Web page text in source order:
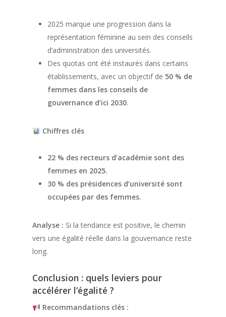
2025 marque une progression dans la
représentation féminine au sein des conseils
d’administration des universités.
Des quotas ont été instaurés dans certains
établissements, avec un objectif de 50 % de
femmes dans les conseils de
gouvernance d’ici 2030.
Chiffres clés
22 % des recteurs d’académie sont des
femmes en 2025.
30 % des présidences d’université sont
occupées par des femmes.
Analyse : Si la tendance est positive, le chemin
vers une égalité réelle dans la gouvernance reste
long.
Conclusion : quels leviers pour
accélérer l’égalité ?
Recommandations clés :